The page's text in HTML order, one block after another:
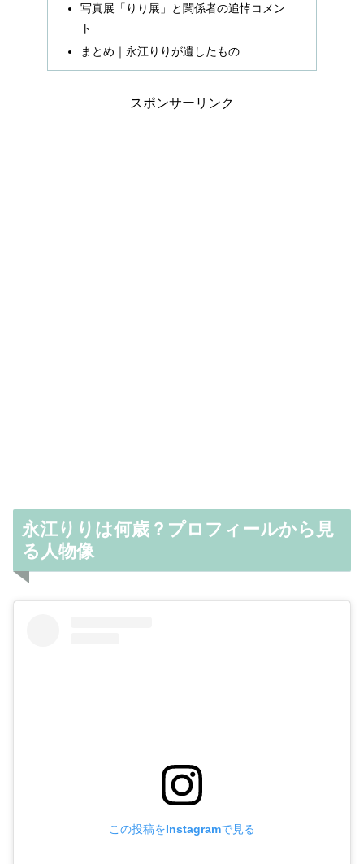
写真展「りり展」と関係者の追悼コメン
ト
まとめ｜永江りりが遺したもの
スポンサーリンク
永江りりは何歳？プロフィールから見
る人物像
この投稿をInstagramで見る